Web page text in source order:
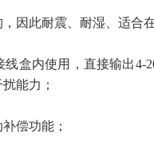
此耐震、耐湿、适合在
内使用，直接输出4-
能力；
偿功能；